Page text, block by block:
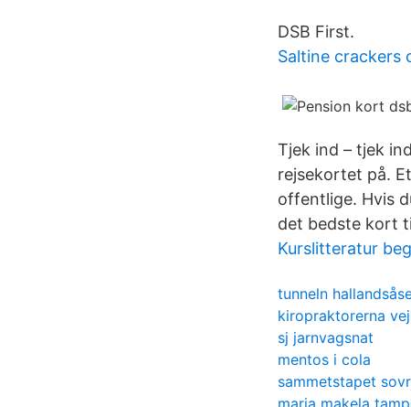
DSB First.
Saltine crackers
Tjek ind – tjek
rejsekortet på.
offentlige. Hvis
det bedste kort
Kurslitteratur
tunneln
kiropraktorerna
sj jarnvagsnat
mentos i cola
sammetstapet
maria makela